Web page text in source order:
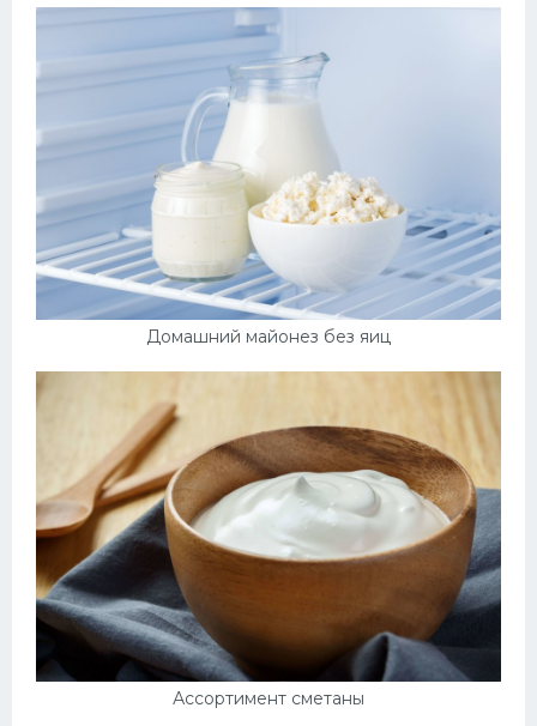
Домашний майонез без яиц
Ассортимент сметаны